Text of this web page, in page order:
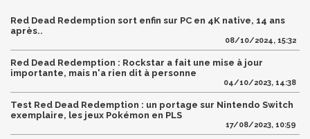
Red Dead Redemption sort enfin sur PC en 4K native, 14 ans
après..
08/10/2024, 15:32
Red Dead Redemption : Rockstar a fait une mise à jour
importante, mais n'a rien dit à personne
04/10/2023, 14:38
Test Red Dead Redemption : un portage sur Nintendo Switch
exemplaire, les jeux Pokémon en PLS
17/08/2023, 10:59